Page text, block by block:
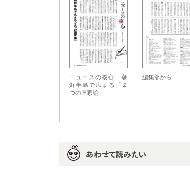
ニュースの核心−−朝
鮮半島で広まる「２
つの国家論」
編集部から
あわせて読みたい